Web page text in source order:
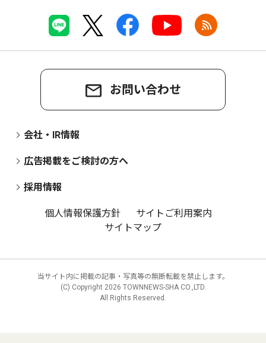
お問い合わせ
会社・IR情報
広告掲載をご検討の方へ
採用情報
個人情報保護方針
サイトご利用案内
サイトマップ
当サイト内に掲載の記事・写真等の無断転載を禁止します。
(C) Copyright 2026 TOWNNEWS-SHA CO.,LTD.
All Rights Reserved.